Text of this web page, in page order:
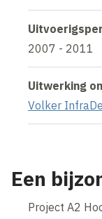
2007 - 2011
Uitwerking
Volker
Een
Project A2